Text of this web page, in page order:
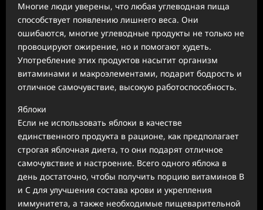
Многие люди уверены, что любая углеводная пища
способствует появлению лишнего веса. Они
ошибаются, многие углеводные продукты не только не
провоцируют ожирение, но и помогают худеть.
Употребление этих продуктов насытит организм
витаминами и макроэлементами, подарит бодрость и
отличное самочувствие, высокую работоспособность.
Яблоки
Если не использовать яблоки в качестве
единственного продукта в рационе, как предполагает
строгая яблочная диета, то они подарят отличное
самочувствие и настроение. Всего одного яблока в
день достаточно, чтобы получить порцию витаминов В
и С для улучшения состава крови и укрепления
иммунитета, а также необходимые пищеварительной